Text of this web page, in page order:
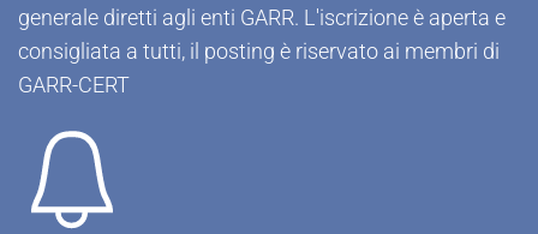
generale diretti agli enti GARR. L'iscrizione è aperta e
consigliata a tutti, il posting è riservato ai membri di
GARR-CERT